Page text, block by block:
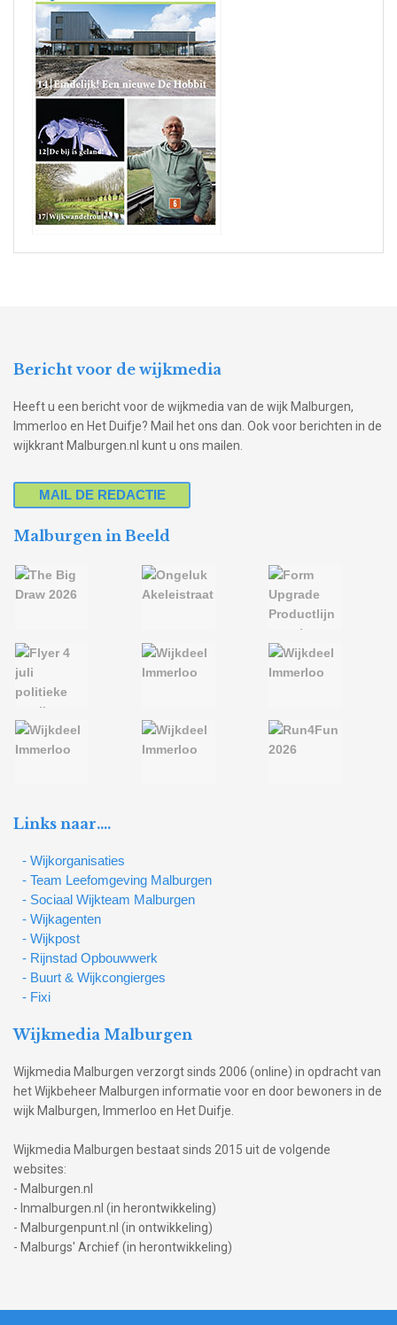
Bericht voor de wijkmedia
Heeft u een bericht voor de wijkmedia van de wijk Malburgen,
Immerloo en Het Duifje? Mail het ons dan. Ook voor berichten in de
wijkkrant Malburgen.nl kunt u ons mailen.
MAIL DE REDACTIE
Malburgen in Beeld
Links naar….
- Wijkorganisaties
- Team Leefomgeving Malburgen
- Sociaal Wijkteam Malburgen
- Wijkagenten
- Wijkpost
- Rijnstad Opbouwwerk
- Buurt & Wijkcongierges
- Fixi
Wijkmedia Malburgen
Wijkmedia Malburgen verzorgt sinds 2006 (online) in opdracht van
het Wijkbeheer Malburgen informatie voor en door bewoners in de
wijk Malburgen, Immerloo en Het Duifje.
Wijkmedia Malburgen bestaat sinds 2015 uit de volgende
websites:
- Malburgen.nl
- Inmalburgen.nl (in herontwikkeling)
- Malburgenpunt.nl (in ontwikkeling)
- Malburgs' Archief (in herontwikkeling)